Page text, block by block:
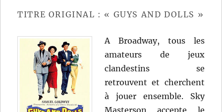
TITRE ORIGINAL : « GUYS AND DOLLS »
A Broadway, tous les
amateurs de jeux
clandestins se
retrouvent et cherchent
à jouer ensemble. Sky